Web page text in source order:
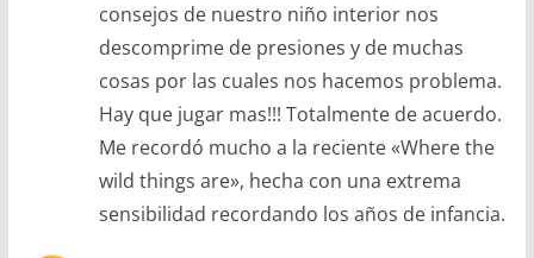
consejos de nuestro niño interior nos
descomprime de presiones y de muchas
cosas por las cuales nos hacemos problema.
Hay que jugar mas!!! Totalmente de acuerdo.
Me recordó mucho a la reciente «Where the
wild things are», hecha con una extrema
sensibilidad recordando los años de infancia.